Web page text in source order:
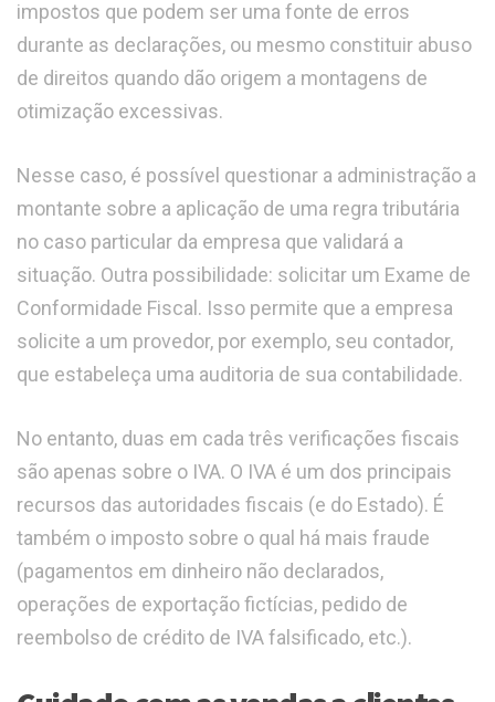
impostos que podem ser uma fonte de erros
durante as declarações, ou mesmo constituir abuso
de direitos quando dão origem a montagens de
otimização excessivas.
Nesse caso, é possível questionar a administração a
montante sobre a aplicação de uma regra tributária
no caso particular da empresa que validará a
situação. Outra possibilidade: solicitar um Exame de
Conformidade Fiscal. Isso permite que a empresa
solicite a um provedor, por exemplo, seu contador,
que estabeleça uma auditoria de sua contabilidade.
No entanto, duas em cada três verificações fiscais
são apenas sobre o IVA. O IVA é um dos principais
recursos das autoridades fiscais (e do Estado). É
também o imposto sobre o qual há mais fraude
(pagamentos em dinheiro não declarados,
operações de exportação fictícias, pedido de
reembolso de crédito de IVA falsificado, etc.).